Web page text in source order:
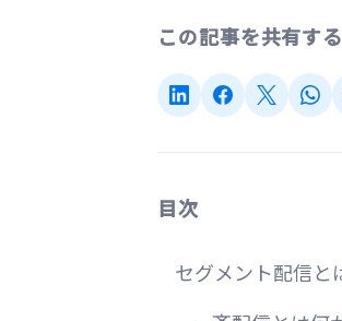
この記事を共有する
目次
セグメント配信と